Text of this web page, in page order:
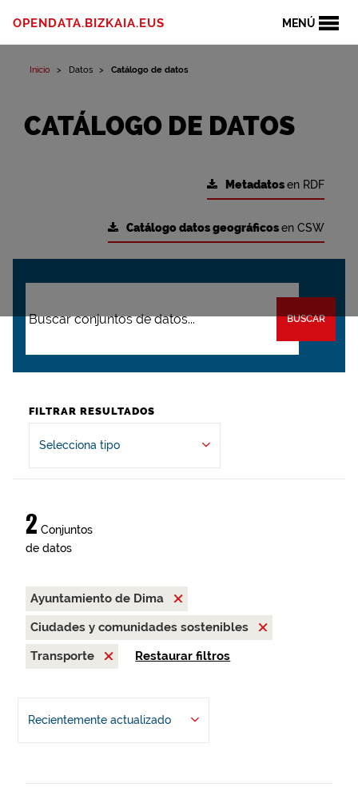
MENÚ
OPENDATA.BIZKAIA.EUS
Inicio Datos Catálogo de datos
CATÁLOGO DE DATOS
Metadatosen RDF
Catálogo datos geográficosen CSW
BUSCAR
FILTRAR RESULTADOS
Selecciona tipo
2 Conjuntos
de datos
Ayuntamiento de Dima
Ciudades y comunidades sostenibles
Transporte
Restaurar filtros
Recientemente actualizado